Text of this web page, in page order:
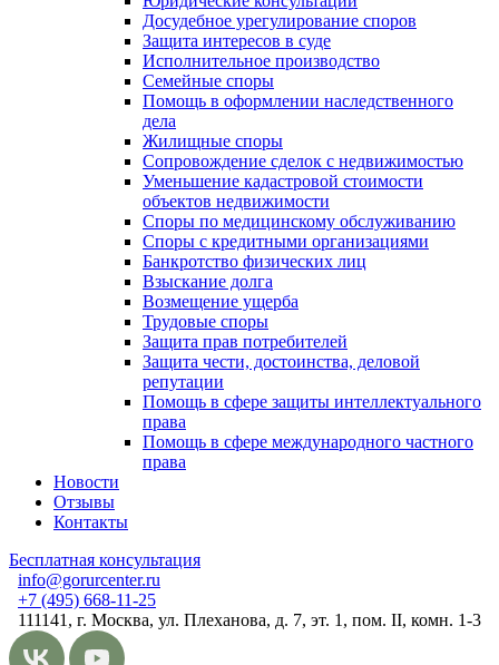
Досудебное урегулирование споров
Защита интересов в суде
Исполнительное производство
Семейные споры
Помощь в оформлении наследственного
дела
Жилищные споры
Сопровождение сделок с недвижимостью
Уменьшение кадастровой стоимости
объектов недвижимости
Споры по медицинскому обслуживанию
Споры с кредитными организациями
Банкротство физических лиц
Взыскание долга
Возмещение ущерба
Трудовые споры
Защита прав потребителей
Защита чести, достоинства, деловой
репутации
Помощь в сфере защиты интеллектуального
права
Помощь в сфере международного частного
права
Новости
Отзывы
Контакты
Бесплатная консультация
info@gorurcenter.ru
+7 (495) 668-11-25
111141, г. Москва, ул. Плеханова, д. 7, эт. 1, пом. II, комн. 1-3